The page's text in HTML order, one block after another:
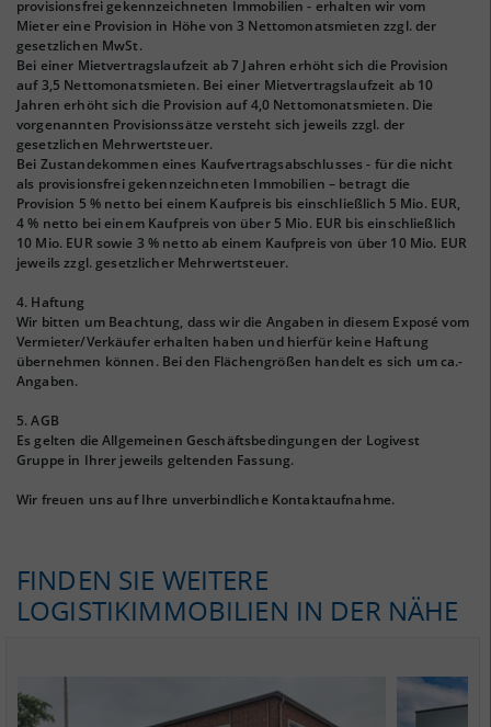
provisionsfrei gekennzeichneten Immobilien - erhalten wir vom
Mieter eine Provision in Höhe von 3 Nettomonatsmieten zzgl. der
gesetzlichen MwSt.
Bei einer Mietvertragslaufzeit ab 7 Jahren erhöht sich die Provision
auf 3,5 Nettomonatsmieten. Bei einer Mietvertragslaufzeit ab 10
Jahren erhöht sich die Provision auf 4,0 Nettomonatsmieten. Die
vorgenannten Provisionssätze versteht sich jeweils zzgl. der
gesetzlichen Mehrwertsteuer.
Bei Zustandekommen eines Kaufvertragsabschlusses - für die nicht
als provisionsfrei gekennzeichneten Immobilien – betragt die
Provision 5 % netto bei einem Kaufpreis bis einschließlich 5 Mio. EUR,
4 % netto bei einem Kaufpreis von über 5 Mio. EUR bis einschließlich
10 Mio. EUR sowie 3 % netto ab einem Kaufpreis von über 10 Mio. EUR
jeweils zzgl. gesetzlicher Mehrwertsteuer.
4. Haftung
Wir bitten um Beachtung, dass wir die Angaben in diesem Exposé vom
Vermieter/Verkäufer erhalten haben und hierfür keine Haftung
übernehmen können. Bei den Flächengrößen handelt es sich um ca.-
Angaben.
5. AGB
Es gelten die Allgemeinen Geschäftsbedingungen der Logivest
Gruppe in Ihrer jeweils geltenden Fassung.
Wir freuen uns auf Ihre unverbindliche Kontaktaufnahme.
FINDEN SIE WEITERE
LOGISTIKIMMOBILIEN IN DER NÄHE